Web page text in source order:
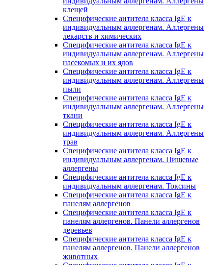
клещей
Специфические антитела класса IgE к
индивидуальным аллергенам. Аллергены
лекарств и химических
Специфические антитела класса IgE к
индивидуальным аллергенам. Аллергены
насекомых и их ядов
Специфические антитела класса IgE к
индивидуальным аллергенам. Аллергены
пыли
Специфические антитела класса IgE к
индивидуальным аллергенам. Аллергены
ткани
Специфические антитела класса IgE к
индивидуальным аллергенам. Аллергены
трав
Специфические антитела класса IgE к
индивидуальным аллергенам. Пищевые
аллергены
Специфические антитела класса IgE к
индивидуальным аллергенам. Токсины
Специфические антитела класса IgE к
панелям аллергенов
Специфические антитела класса IgE к
панелям аллергенов. Панели аллергенов
деревьев
Специфические антитела класса IgE к
панелям аллергенов. Панели аллергенов
животных